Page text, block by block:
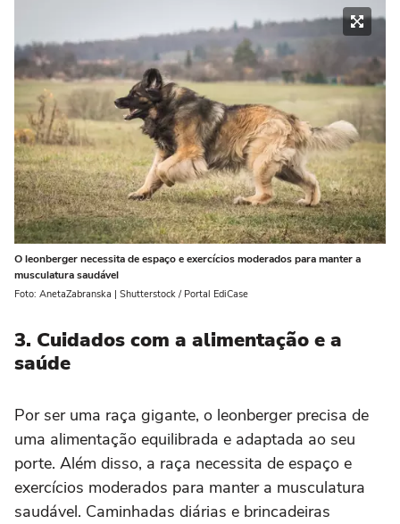
O leonberger necessita de espaço e exercícios moderados para manter a
musculatura saudável
Foto: AnetaZabranska | Shutterstock / Portal EdiCase
3. Cuidados com a alimentação e a
saúde
Por ser uma raça gigante, o leonberger precisa de
uma alimentação equilibrada e adaptada ao seu
porte. Além disso, a raça necessita de espaço e
exercícios moderados para manter a musculatura
saudável. Caminhadas diárias e brincadeiras